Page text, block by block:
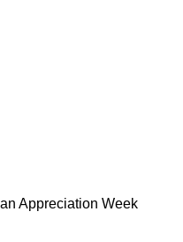
Appreciation Week